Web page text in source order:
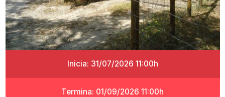
Inicia: 31/07/2026 11:00h
Termina: 01/09/2026 11:00h